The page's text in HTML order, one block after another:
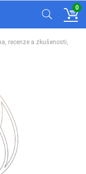
0
recenze a zkušenosti,